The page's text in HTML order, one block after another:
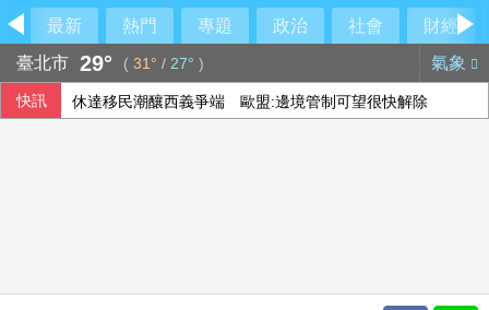
最新 熱門 專題 政治 社會
財經
臺北市 29° ( 31° / 27° ) 氣象
快訊 休達移民潮釀西義爭端 歐盟:邊境管制可望很快解除